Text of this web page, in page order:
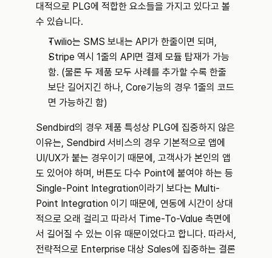
대적으로 PLG에 적합한 요소들을 가지고 있다고 볼
수 있습니다.
Twilio는 SMS 보내는 API가 한줄이면 되며,
Stripe 역시 1줄의 API면 결제 모듈 탑재가 가능
함. (물론 두 제품 모두 사례를 추가할 수록 한줄
보단 길어지긴 하나, Core기능의 경우 1줄의 코드
면 가능하긴 함)
Sendbird의 경우 제품 특성상 PLG에 집중하지 않은
이유는, Sendbird 서비스의 경우 기본적으로 앱에
UI/UX가 붙는 경우이기 때문에, 고객사가 본인의 앱
도 있어야 하며, 버튼도 다수 Point에 붙여야 하는 등
Single-Point Integration이라기 보다는 Multi-
Point Integration 이기 때문에, 연동에 시간이 상대
적으로 오래 걸리고 따라서 Time-To-Value 측면에
서 길어질 수 있는 이유 때문이었다고 합니다. 따라서,
전략적으로 Enterprise 대상 Sales에 집중하는 결론